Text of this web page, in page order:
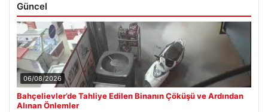
Güncel
06/08/2026
Bahçelievler’de Tahliye Edilen Binanın Çöküşü ve Ardından
Alınan Önlemler